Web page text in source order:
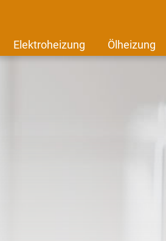
Elektroheizung Ölheizung